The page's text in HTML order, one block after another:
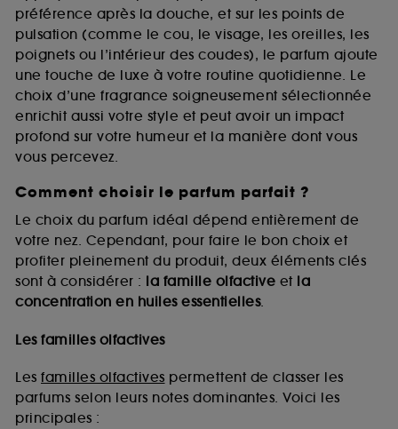
préférence après la douche, et sur les points de
pulsation (comme le cou, le visage, les oreilles, les
poignets ou l’intérieur des coudes), le parfum ajoute
une touche de luxe à votre routine quotidienne. Le
choix d’une fragrance soigneusement sélectionnée
enrichit aussi votre style et peut avoir un impact
profond sur votre humeur et la manière dont vous
vous percevez.
Comment choisir le parfum parfait ?
Le choix du parfum idéal dépend entièrement de
votre nez. Cependant, pour faire le bon choix et
profiter pleinement du produit, deux éléments clés
sont à considérer : la famille olfactive et la
concentration en huiles essentielles.
Les familles olfactives
Les familles olfactives permettent de classer les
parfums selon leurs notes dominantes. Voici les
principales :
permettant l’affichage et/ou la fourniture de
certaines fonctionnalités du site, tel que les
cookies d’authentification qui sont utilisés afin de
vous faire bénéficier de l’authentification
prolongée vous permettant d’accéder à votre
compte lors de votre prochaine visite sur le site
sans saisir à nouveau votre identifiant et mot de
passe.
A l'exception des cookies techniques, le dépôt et la
lecture de ces traceurs requiert votre accord. Vous
pouvez personnaliser vos choix concernant le dépôt
de ces cookies grâce au bouton "personnaliser mes
choix" ci-dessous ou décider de "tout accepter".
Sephora pourra associer les informations de
navigation collectées par ces Cookies, pour les
collectées ou générées lors de votre activité en ligne
sur "continuer sans accepter". Voous pouvez à tout
moment choisir de retirer votrte consentement. Si vous
souhaitez obtenir plus d'information sur les cookies
utilisés, cliquez